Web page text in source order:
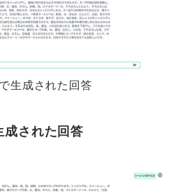
生成された回答
された回答